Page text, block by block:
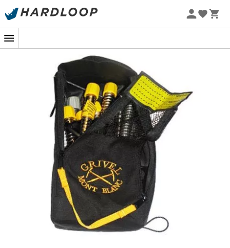
Letní akce 🔥 -5 % EXTRA při nákupu 2 produktů* s kódem